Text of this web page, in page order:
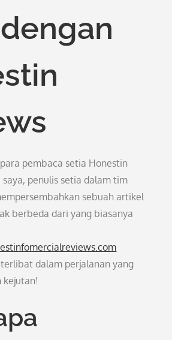
pembaca setia Honestin
penulis setia dalam tim
sebuah artikel
berbeda dari yang biasanya
dalam perjalanan yang
kejutan!